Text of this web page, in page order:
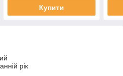
Купити
рік